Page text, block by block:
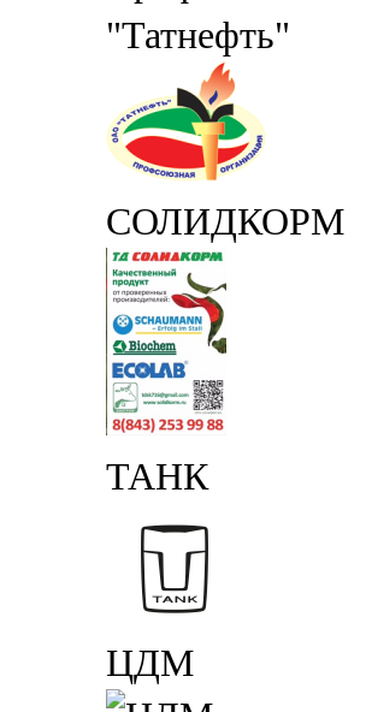
"Татнефть"
СОЛИДКОРМ
ТАНК
ЦДМ